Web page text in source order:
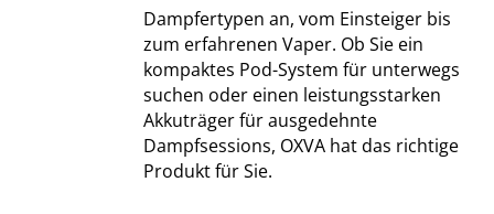
Dampfertypen an, vom Einsteiger bis
zum erfahrenen Vaper. Ob Sie ein
kompaktes Pod-System für unterwegs
suchen oder einen leistungsstarken
Akkuträger für ausgedehnte
Dampfsessions, OXVA hat das richtige
Produkt für Sie.